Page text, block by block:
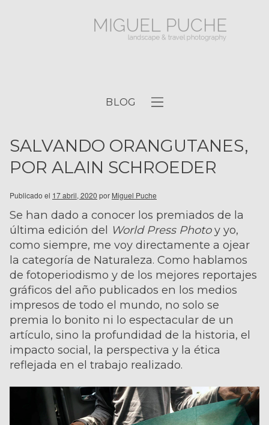
BLOG
SALVANDO ORANGUTANES,
POR ALAIN SCHROEDER
Publicado el 17 abril, 2020 por Miguel Puche
Se han dado a conocer los premiados de la
última edición del World Press Photoy yo,
como siempre, me voy directamente a ojear
la categoría de Naturaleza. Como hablamos
de fotoperiodismo y de los mejores reportajes
gráficos del año publicados en los medios
impresos de todo el mundo, no solo se
premia lo bonito ni lo espectacular de un
artículo, sino la profundidad de la historia, el
impacto social, la perspectiva y la ética
reflejada en el trabajo realizado.